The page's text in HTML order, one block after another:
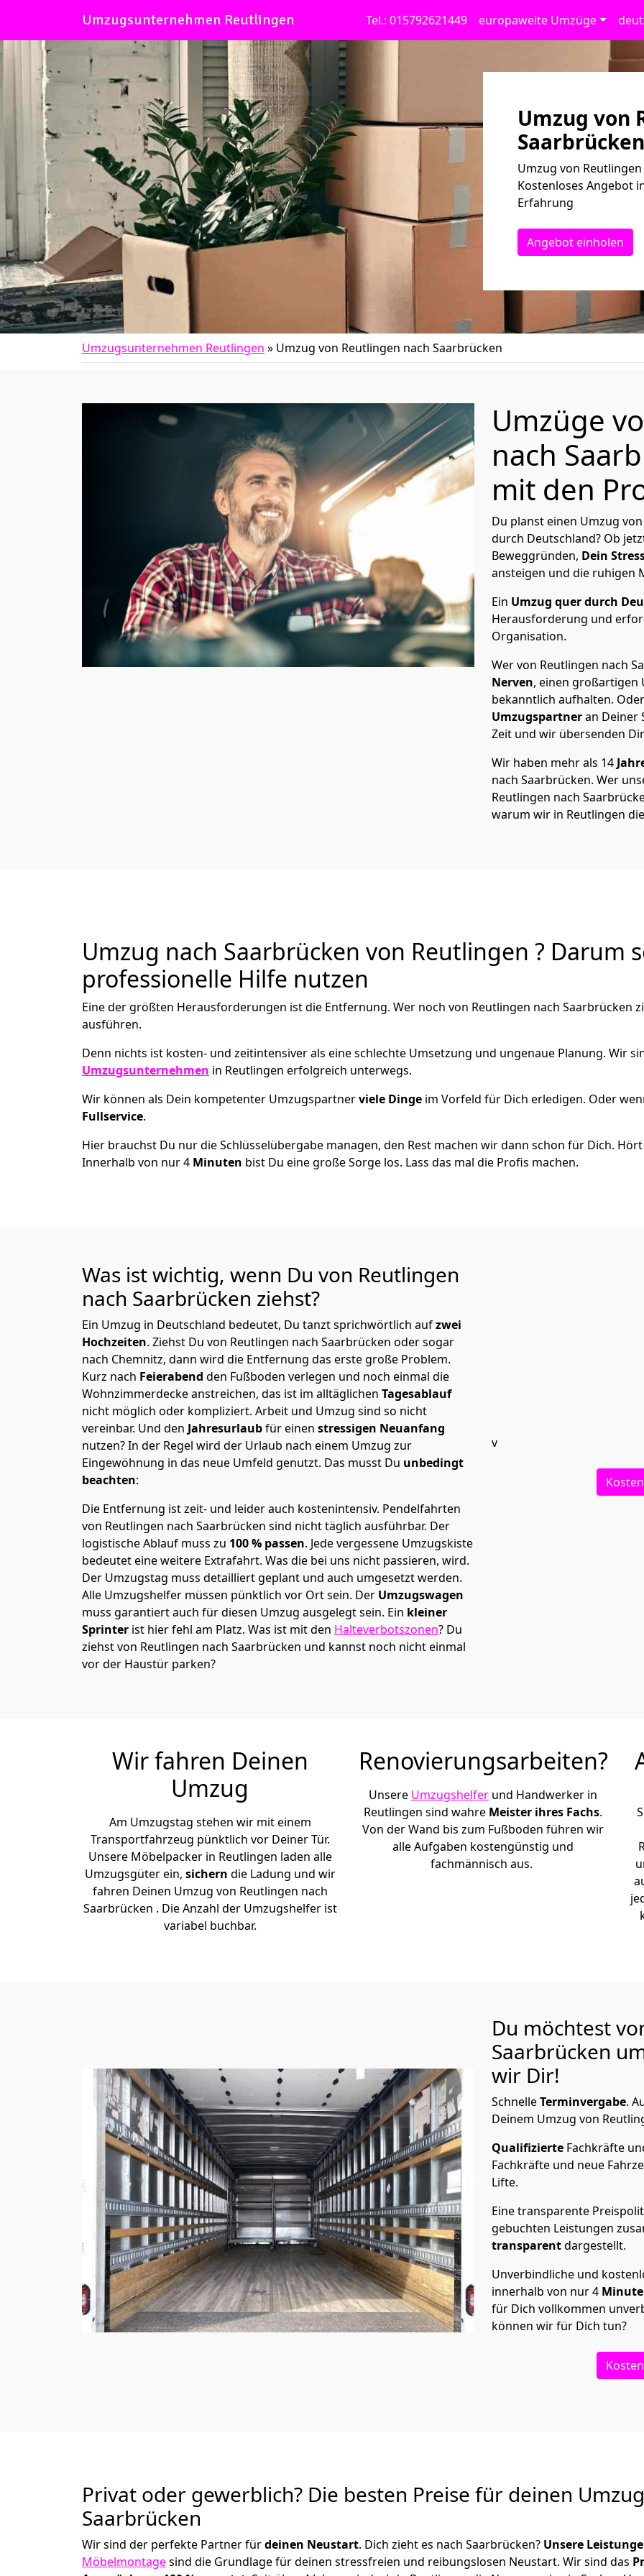
Umzugsunternehmen Reutlingen Tel.: 015792621449 europaweite Umzüge
Umzug von
Umzug von
Kostenloses Angebot
Erfahrung
Angebot einholen
Umzugsunternehmen Reutlingen » Umzug von Reutlingen nach Saarbrücken
Umzüge
nach
mit den
Du planst einen Umzug
durch Deutschland? Ob
Beweggründen, Dein
ansteigen und die ruhigen
Ein Umzug quer durch
Herausforderung und
Organisation.
Wer von Reutlingen nach
Nerven, einen großartigen
bekanntlich aufhalten.
Umzugspartneran Deiner
Zeit und wir übersenden
Wir haben mehr als 14
nach Saarbrücken. Wer
Reutlingen nach
warum wir in Reutlingen
Umzug nach Saarbrücken von Reutlingen ? Darum
professionelle Hilfe nutzen
Eine der größten Herausforderungen ist die Entfernung. Wer noch von Reutlingen nach Saarbrücken
ausführen.
Denn nichts ist kosten- und zeitintensiver als eine schlechte Umsetzung und ungenaue Planung. Wir
Umzugsunternehmen in Reutlingen erfolgreich unterwegs.
Wir können als Dein kompetenter Umzugspartnerviele Dinge im Vorfeld für Dich erledigen. Oder
Fullservice.
Hier brauchst Du nur die Schlüsselübergabe managen, den Rest machen wir dann schon für Dich.
Innerhalb von nur 4 Minuten bist Du eine große Sorge los. Lass das mal die Profis machen.
Was ist wichtig, wenn Du von Reutlingen
nach Saarbrücken ziehst?
Ein Umzug in Deutschland bedeutet, Du tanzt sprichwörtlich aufzwei
Hochzeiten. Ziehst Du von Reutlingen nach Saarbrücken oder sogar
nach Chemnitz, dann wird die Entfernung das erste große Problem.
Kurz nach Feierabend den Fußboden verlegen und noch einmal die
Wohnzimmerdecke anstreichen, das ist im alltäglichen Tagesablauf
nicht möglich oder kompliziert. Arbeit und Umzug sind so nicht
vereinbar. Und den Jahresurlaubfür einen stressigen Neuanfang
nutzen? In der Regel wird der Urlaub nach einem Umzug zur
Eingewöhnung in das neue Umfeld genutzt. Das musst Du unbedingt
beachten:
Die Entfernung ist zeit- und leider auch kostenintensiv. Pendelfahrten
von Reutlingen nach Saarbrücken sind nicht täglich ausführbar. Der
logistische Ablauf muss zu 100 % passen. Jede vergessene Umzugskiste
bedeutet eine weitere Extrafahrt. Was die bei uns nicht passieren, wird.
Der Umzugstag muss detailliert geplant und auch umgesetzt werden.
Alle Umzugshelfer müssen pünktlich vor Ort sein. Der Umzugswagen
muss garantiert auch für diesen Umzug ausgelegt sein. Ein kleiner
Sprinter ist hier fehl am Platz. Was ist mit den Halteverbotszonen? Du
ziehst von Reutlingen nach Saarbrücken und kannst noch nicht einmal
vor der Haustür parken?
v
Wir fahren Deinen
Umzug
Am Umzugstag stehen wir mit einem
Transportfahrzeug pünktlich vor Deiner Tür.
Unsere Möbelpacker in Reutlingen laden alle
Umzugsgüter ein, sichern die Ladung und wir
fahren Deinen Umzug von Reutlingen nach
Saarbrücken . Die Anzahl der Umzugshelfer ist
variabel buchbar.
Renovierungsarbeiten?
Unsere Umzugshelfer und Handwerker in
Reutlingen sind wahre Meister ihres Fachs.
Von der Wand bis zum Fußboden führen wir
alle Aufgaben kostengünstig und
fachmännisch aus.
Du möchtest
Saarbrücken
wir Dir!
SchnelleTerminvergabe.
Deinem Umzug von
Qualifizierte Fachkräfte
Fachkräfte und neue
Lifte.
Eine transparente
gebuchten Leistungen
transparentdargestellt.
Unverbindliche und
innerhalb von nur4
für Dich vollkommen
können wir für Dich tun?
Privat oder gewerblich? Die besten Preise für deinen
Saarbrücken
Wir sind der perfekte Partner fürdeinen Neustart. Dich zieht es nach Saarbrücken? Unsere
Möbelmontagesind die Grundlage für deinen stressfreien und reibungslosen Neustart. Wir sind das